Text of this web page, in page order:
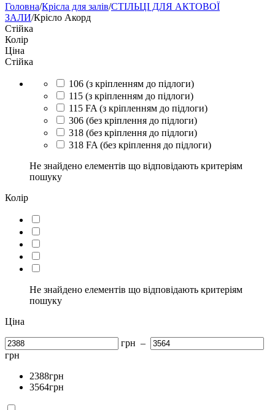
Головна/Крісла для залів/СТІЛЬЦІ ДЛЯ АКТОВОЇ
ЗАЛИ/Крісло Акорд
Стійка
Колір
Ціна
Стійка
106 (з кріпленням до підлоги)
115 (з кріпленням до підлоги)
115 FA (з кріпленням до підлоги)
306 (без кріплення до підлоги)
318 (без кріплення до підлоги)
318 FA (без кріплення до підлоги)
Не знайдено елементів що відповідають критеріям
пошуку
Колір
Не знайдено елементів що відповідають критеріям
пошуку
Ціна
грн –
грн
2388грн
3564грн